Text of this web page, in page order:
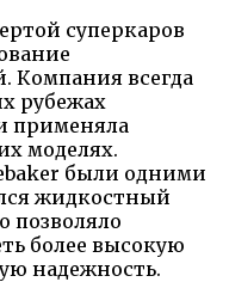
суперкаров
Компания всегда
рубежах
применяла
моделях.
были одними
жидкостный
позволяло
более высокую
надежность.